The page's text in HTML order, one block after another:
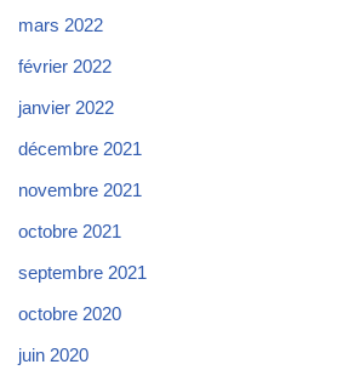
mars 2022
février 2022
janvier 2022
décembre 2021
novembre 2021
octobre 2021
septembre 2021
octobre 2020
juin 2020